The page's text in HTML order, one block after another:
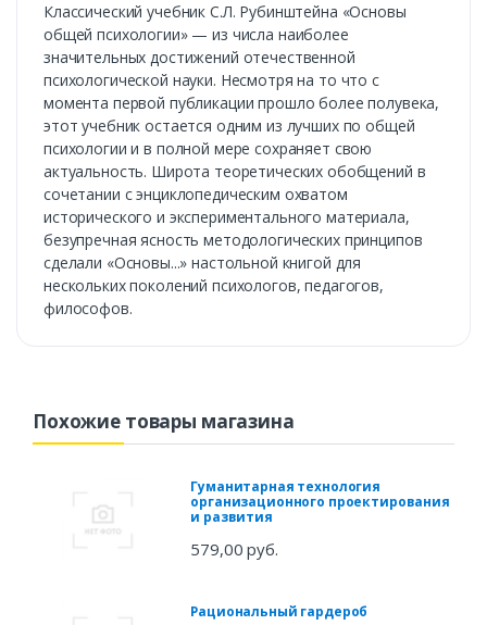
Классический учебник С.Л. Рубинштейна «Основы
общей психологии» — из числа наиболее
значительных достижений отечественной
психологической науки. Несмотря на то что с
момента первой публикации прошло более полувека,
этот учебник остается одним из лучших по общей
психологии и в полной мере сохраняет свою
актуальность. Широта теоретических обобщений в
сочетании с энциклопедическим охватом
исторического и экспериментального материала,
безупречная ясность методологических принципов
сделали «Основы...» настольной книгой для
нескольких поколений психологов, педагогов,
философов.
Похожие товары магазина
Гуманитарная технология
организационного проектирования
и развития
579,00 руб.
Рациональный гардероб